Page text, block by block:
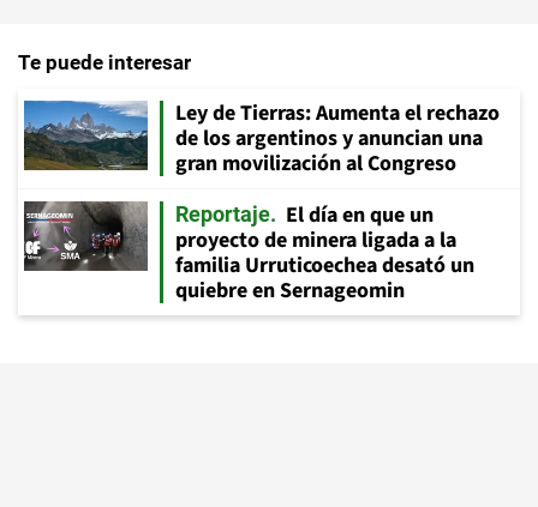
Te puede interesar
Ley de Tierras: Aumenta el rechazo
de los argentinos y anuncian una
gran movilización al Congreso
Reportaje
El día en que un
proyecto de minera ligada a la
familia Urruticoechea desató un
quiebre en Sernageomin